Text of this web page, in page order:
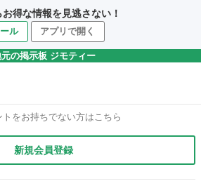
得な情報を見逃さない！
ル アプリで開く
の掲示板 ジモティー
トをお持ちでない方はこちら
新規会員登録